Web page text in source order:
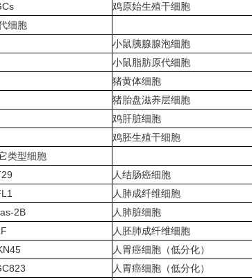
鸡原始生殖干细胞
细胞
小鼠胰腺腺泡细胞
小鼠脂肪原代细胞
猪黄体细胞
猪胎盘滋养层细胞
鸡肝脏细胞
鸡胚生殖干细胞
类型细胞
人结肠癌细胞
人肺成纤维细胞
2B
人肺脏细胞
人胚肺成纤维细胞
人胃癌细胞（低分化）
人胃癌细胞（低分化）